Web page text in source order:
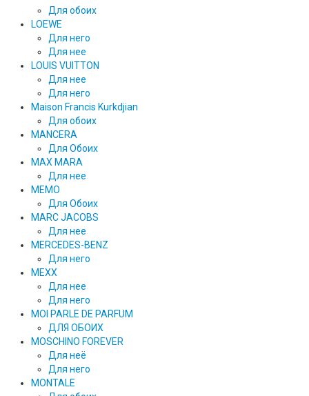
Для обоих
LOEWE
Для него
Для нее
LOUIS VUITTON
Для нее
Для него
Maison Francis Kurkdjian
Для обоих
MANCERA
Для Обоих
MAX MARA
Для нее
MEMO
Для Обоих
MARC JACOBS
Для нее
MERCEDES-BENZ
Для него
MEXX
Для нее
Для него
MOI PARLE DE PARFUM
ДЛЯ ОБОИХ
MOSCHINO FOREVER
Для неё
Для него
MONTALE